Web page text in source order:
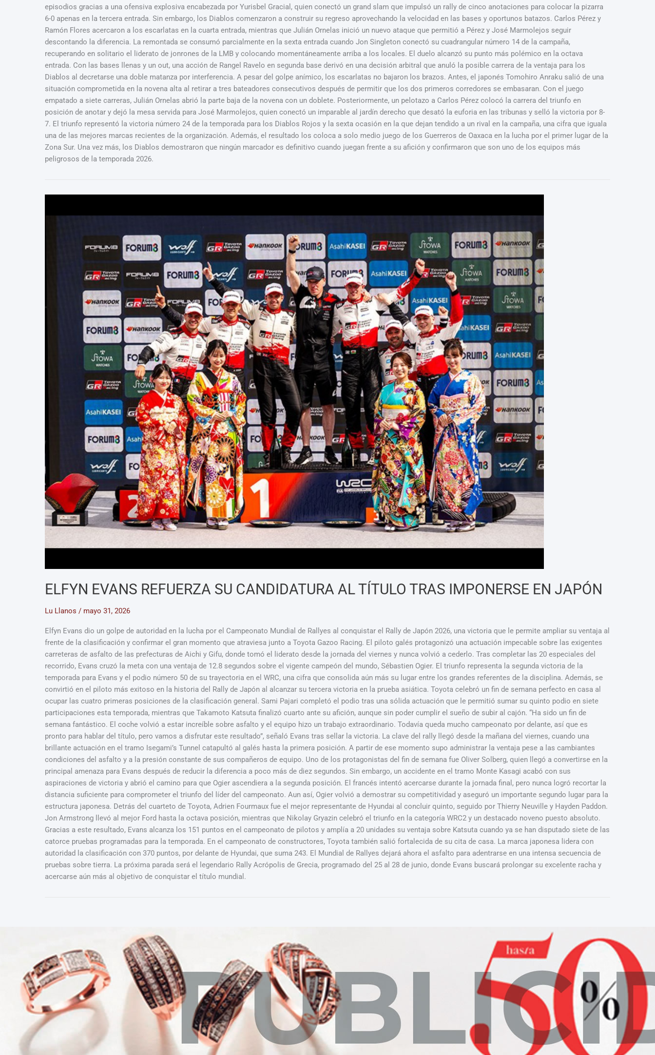
episodios gracias a una ofensiva explosiva encabezada por Yurisbel Gracial, quien conectó un grand slam que impulsó un rally de cinco anotaciones para colocar la pizarra
6-0 apenas en la tercera entrada. Sin embargo, los Diablos comenzaron a construir su regreso aprovechando la velocidad en las bases y oportunos batazos. Carlos Pérez y
Ramón Flores acercaron a los escarlatas en la cuarta entrada, mientras que Julián Ornelas inició un nuevo ataque que permitió a Pérez y José Marmolejos seguir
descontando la diferencia. La remontada se consumó parcialmente en la sexta entrada cuando Jon Singleton conectó su cuadrangular número 14 de la campaña,
recuperando en solitario el liderato de jonrones de la LMB y colocando momentáneamente arriba a los locales. El duelo alcanzó su punto más polémico en la octava
entrada. Con las bases llenas y un out, una acción de Rangel Ravelo en segunda base derivó en una decisión arbitral que anuló la posible carrera de la ventaja para los
Diablos al decretarse una doble matanza por interferencia. A pesar del golpe anímico, los escarlatas no bajaron los brazos. Antes, el japonés Tomohiro Anraku salió de una
situación comprometida en la novena alta al retirar a tres bateadores consecutivos después de permitir que los dos primeros corredores se embasaran. Con el juego
empatado a siete carreras, Julián Ornelas abrió la parte baja de la novena con un doblete. Posteriormente, un pelotazo a Carlos Pérez colocó la carrera del triunfo en
posición de anotar y dejó la mesa servida para José Marmolejos, quien conectó un imparable al jardín derecho que desató la euforia en las tribunas y selló la victoria por 8-
7. El triunfo representó la victoria número 24 de la temporada para los Diablos Rojos y la sexta ocasión en la que dejan tendido a un rival en la campaña, una cifra que iguala
una de las mejores marcas recientes de la organización. Además, el resultado los coloca a solo medio juego de los Guerreros de Oaxaca en la lucha por el primer lugar de la
Zona Sur. Una vez más, los Diablos demostraron que ningún marcador es definitivo cuando juegan frente a su afición y confirmaron que son uno de los equipos más
peligrosos de la temporada 2026.
ELFYN EVANS REFUERZA SU CANDIDATURA AL TÍTULO TRAS IMPONERSE EN JAPÓN
Lu Llanos / mayo 31, 2026
Elfyn Evans dio un golpe de autoridad en la lucha por el Campeonato Mundial de Rallyes al conquistar el Rally de Japón 2026, una victoria que le permite ampliar su ventaja al
frente de la clasificación y confirmar el gran momento que atraviesa junto a Toyota Gazoo Racing. El piloto galés protagonizó una actuación impecable sobre las exigentes
carreteras de asfalto de las prefecturas de Aichi y Gifu, donde tomó el liderato desde la jornada del viernes y nunca volvió a cederlo. Tras completar las 20 especiales del
recorrido, Evans cruzó la meta con una ventaja de 12.8 segundos sobre el vigente campeón del mundo, Sébastien Ogier. El triunfo representa la segunda victoria de la
temporada para Evans y el podio número 50 de su trayectoria en el WRC, una cifra que consolida aún más su lugar entre los grandes referentes de la disciplina. Además, se
convirtió en el piloto más exitoso en la historia del Rally de Japón al alcanzar su tercera victoria en la prueba asiática. Toyota celebró un fin de semana perfecto en casa al
ocupar las cuatro primeras posiciones de la clasificación general. Sami Pajari completó el podio tras una sólida actuación que le permitió sumar su quinto podio en siete
participaciones esta temporada, mientras que Takamoto Katsuta finalizó cuarto ante su afición, aunque sin poder cumplir el sueño de subir al cajón. “Ha sido un fin de
semana fantástico. El coche volvió a estar increíble sobre asfalto y el equipo hizo un trabajo extraordinario. Todavía queda mucho campeonato por delante, así que es
pronto para hablar del título, pero vamos a disfrutar este resultado”, señaló Evans tras sellar la victoria. La clave del rally llegó desde la mañana del viernes, cuando una
brillante actuación en el tramo Isegami’s Tunnel catapultó al galés hasta la primera posición. A partir de ese momento supo administrar la ventaja pese a las cambiantes
condiciones del asfalto y a la presión constante de sus compañeros de equipo. Uno de los protagonistas del fin de semana fue Oliver Solberg, quien llegó a convertirse en la
principal amenaza para Evans después de reducir la diferencia a poco más de diez segundos. Sin embargo, un accidente en el tramo Monte Kasagi acabó con sus
aspiraciones de victoria y abrió el camino para que Ogier ascendiera a la segunda posición. El francés intentó acercarse durante la jornada final, pero nunca logró recortar la
distancia suficiente para comprometer el triunfo del líder del campeonato. Aun así, Ogier volvió a demostrar su competitividad y aseguró un importante segundo lugar para la
estructura japonesa. Detrás del cuarteto de Toyota, Adrien Fourmaux fue el mejor representante de Hyundai al concluir quinto, seguido por Thierry Neuville y Hayden Paddon.
Jon Armstrong llevó al mejor Ford hasta la octava posición, mientras que Nikolay Gryazin celebró el triunfo en la categoría WRC2 y un destacado noveno puesto absoluto.
Gracias a este resultado, Evans alcanza los 151 puntos en el campeonato de pilotos y amplía a 20 unidades su ventaja sobre Katsuta cuando ya se han disputado siete de las
catorce pruebas programadas para la temporada. En el campeonato de constructores, Toyota también salió fortalecida de su cita de casa. La marca japonesa lidera con
autoridad la clasificación con 370 puntos, por delante de Hyundai, que suma 243. El Mundial de Rallyes dejará ahora el asfalto para adentrarse en una intensa secuencia de
pruebas sobre tierra. La próxima parada será el legendario Rally Acrópolis de Grecia, programado del 25 al 28 de junio, donde Evans buscará prolongar su excelente racha y
acercarse aún más al objetivo de conquistar el título mundial.